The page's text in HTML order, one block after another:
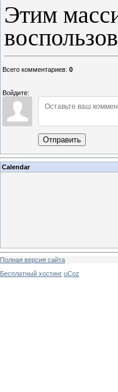
Этим
Всего комментариев: 0
Войдите:
Отправить
Calendar
Полная версия сайта
Бесплатный хостинг uCoz